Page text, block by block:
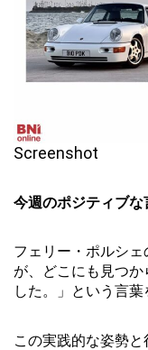
Screenshot
今週のポジティブ
フェリー・ポルシ
が、どこにも見つ
した。」という言葉
この実践的な姿勢